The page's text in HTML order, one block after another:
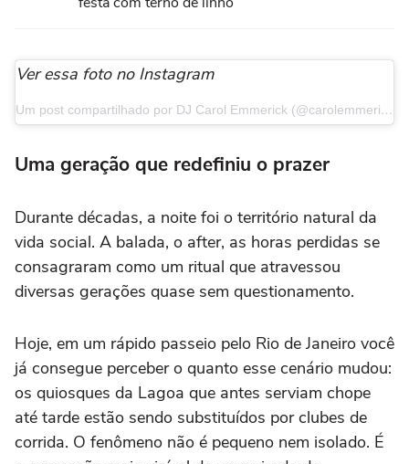
Ver essa foto no Instagram
Um post compartilhado por DJ Carol Emmerick (@carolemmerick)
Uma geração que redefiniu o prazer
Durante décadas, a noite foi o território natural da
vida social. A balada, o after, as horas perdidas se
consagraram como um ritual que atravessou
diversas gerações quase sem questionamento.
Hoje, em um rápido passeio pelo Rio de Janeiro você
já consegue perceber o quanto esse cenário mudou:
os quiosques da Lagoa que antes serviam chope
até tarde estão sendo substituídos por clubes de
corrida. O fenômeno não é pequeno nem isolado. É